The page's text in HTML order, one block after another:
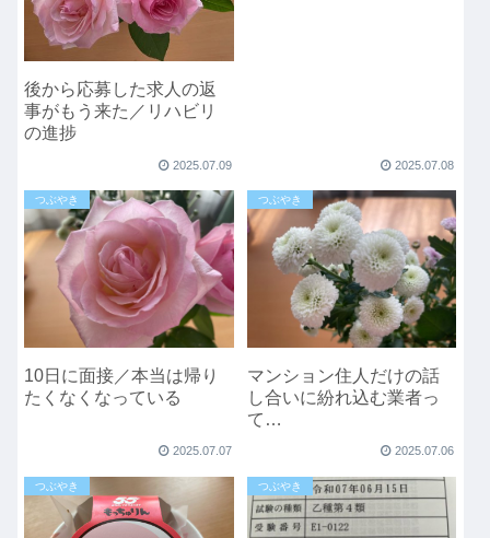
後から応募した求人の返
事がもう来た／リハビリ
の進捗
2025.07.09 2025.07.08
つぶやき
10日に面接／本当は帰り
たくなくなっている
2025.07.07
つぶやき
マンション住人だけの話
し合いに紛れ込む業者っ
て…
2025.07.06
つぶやき つぶやき